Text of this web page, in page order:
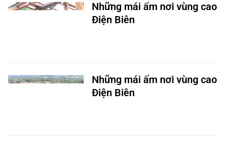
Những mái ấm nơi vùng cao
Điện Biên
Những mái ấm nơi vùng cao
Điện Biên